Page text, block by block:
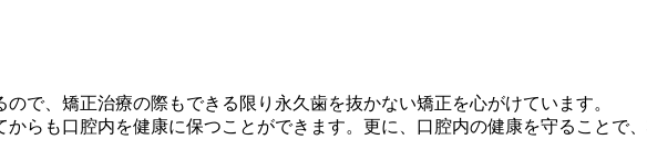
ので、矯正治療の際もできる限り永久歯を抜かない矯正を心がけています。
らも口腔内を健康に保つことができます。更に、口腔内の健康を守ることで